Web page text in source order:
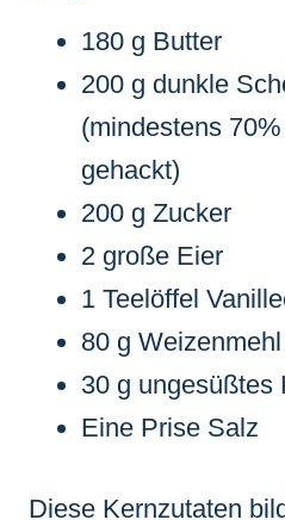
180 g Butter
200 g dunkle
(mindestens
gehackt)
200 g Zucker
2 große Eier
1 Teelöffel
80 g
30 g ungesüßtes
Eine Prise Salz
Diese Kernzutaten